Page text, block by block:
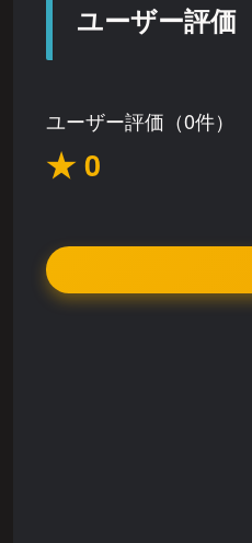
ユーザー評価
ユーザー評価（0件）
★ 0